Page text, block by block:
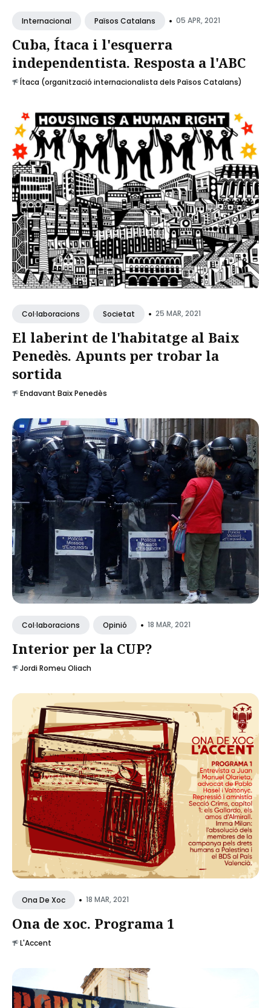
Internacional Països Catalans • 05 APR, 2021
Cuba, Ítaca i l'esquerra
independentista. Resposta a l'ABC
Ítaca (organització internacionalista dels Països Catalans)
Col·laboracions Societat • 25 MAR, 2021
El laberint de l'habitatge al Baix
Penedès. Apunts per trobar la
sortida
Endavant Baix Penedès
Col·laboracions Opinió • 18 MAR, 2021
Interior per la CUP?
Jordi Romeu Oliach
Ona De Xoc • 18 MAR, 2021
Ona de xoc. Programa 1
L'Accent